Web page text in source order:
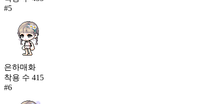
#5
은하매화
착용 수 415
#6